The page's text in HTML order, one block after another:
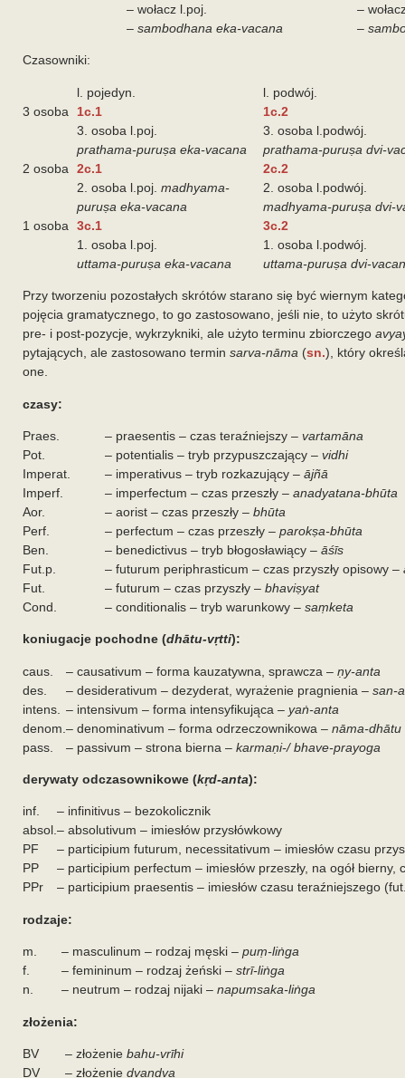
– wołacz l.poj.
– sambodhana eka-vacana
–
–
Czasowniki:
l. pojedyn.
l. podwój.
3 osoba
1c.1
3. osoba l.poj.
prathama-puruṣa eka-vacana
1c.2
3. osoba l.podwój.
prathama-puruṣa dvi-
2 osoba
2c.1
2. osoba l.poj. madhyama-
puruṣa eka-vacana
2c.2
2. osoba l.podwój.
madhyama-puruṣa dvi-
1 osoba
3c.1
1. osoba l.poj.
uttama-puruṣa eka-vacana
3c.2
1. osoba l.podwój.
uttama-puruṣa dvi-
Przy tworzeniu pozostałych skrótów starano się być wiernym
pojęcia gramatycznego, to go zastosowano, jeśli nie, to użyto
pre- i post-pozycje, wykrzykniki, ale użyto terminu zbiorczego
pytających, ale zastosowano termin sarva-nāma (sn.), który
one.
czasy:
Praes. – praesentis – czas teraźniejszy – vartamāna
Pot.
– potentialis – tryb przypuszczający – vidhi
Imperat.
– imperativus – tryb rozkazujący – ājñā
Imperf.
– imperfectum – czas przeszły – anadyatana-bhūta
Aor.
– aorist – czas przeszły – bhūta
Perf.
– perfectum – czas przeszły – parokṣa-bhūta
Ben.
– benedictivus – tryb błogosławiący – āśīs
Fut.p.
– futurum periphrasticum – czas przyszły opisowy –
Fut.
– futurum – czas przyszły – bhaviṣyat
Cond.
– conditionalis – tryb warunkowy – saṃketa
koniugacje pochodne (dhātu-vṛtti):
caus. – causativum – forma kauzatywna, sprawcza – ṇy-anta
des.
– desiderativum – dezyderat, wyrażenie pragnienia – san-
intens.
– intensivum – forma intensyfikująca – yaṅ-anta
denom. – denominativum – forma odrzeczownikowa – nāma-dhātu
pass.
– passivum – strona bierna – karmaṇi-/ bhave-prayoga
derywaty odczasownikowe (kṛd-anta):
inf.
– infinitivus – bezokolicznik
absol.– absolutivum – imiesłów przysłówkowy
PF
– participium futurum, necessitativum – imiesłów czasu
PP
– participium perfectum – imiesłów przeszły, na ogół
PPr
– participium praesentis – imiesłów czasu teraźniejszego
rodzaje:
m. – masculinum – rodzaj męski – puṃ-liṅga
f.
– femininum – rodzaj żeński – strī-liṅga
n.
– neutrum – rodzaj nijaki – napumsaka-liṅga
złożenia:
BV – złożenie bahu-vrīhi
DV
– złożenie dvandva